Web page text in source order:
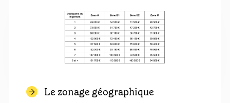
Le zonage géographique